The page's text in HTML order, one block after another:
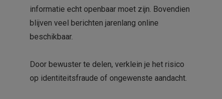
informatie echt openbaar moet zijn. Bovendien
blijven veel berichten jarenlang online
beschikbaar.
Door bewuster te delen, verklein je het risico
op identiteitsfraude of ongewenste aandacht.